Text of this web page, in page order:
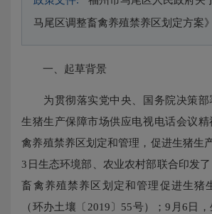
马尾区调整畜禽养殖禁养区划定方案
一、起草背景
为贯彻落实党中央、国务院决策部
生猪生产保障市场供应电视电话会议
禽养殖禁养区划定和管理，促进生猪生
3日生态环境部、农业农村部联合印发
畜禽养殖禁养区划定和管理促进生猪
（环办土壤〔2019〕55号）；9月6日